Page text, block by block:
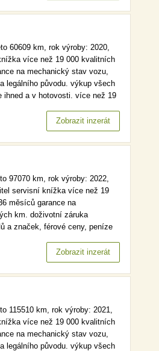
60609 km, rok výroby: 2020,
více než 19 000 kvalitních
na mechanický stav vozu,
legálního původu. výkup všech
ihned a v hotovosti. více než 19
km. doživotní záruka…
Zobrazit inzerát
97070 km, rok výroby: 2022,
servisní knížka více než 19
měsíců garance na
km. doživotní záruka
a značek, férové ceny, peníze
vozu, kontrola najetých km.…
Zobrazit inzerát
115510 km, rok výroby: 2021,
více než 19 000 kvalitních
na mechanický stav vozu,
legálního původu. výkup všech